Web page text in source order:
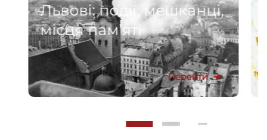
Львові: події, мешканці,
місця пам’яті
Перейти